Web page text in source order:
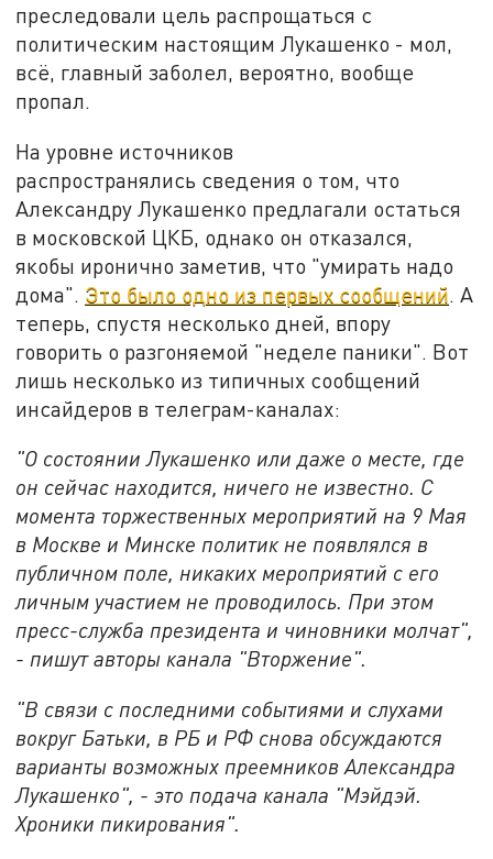
преследовали цель распрощаться с
политическим настоящим Лукашенко - мол,
всё, главный заболел, вероятно, вообще
пропал.
На уровне источников
распространялись сведения о том, что
Александру Лукашенко предлагали остаться
в московской ЦКБ, однако он отказался,
якобы иронично заметив, что "умирать надо
дома". Это было одно из первых сообщений . А
теперь, спустя несколько дней, впору
говорить о разгоняемой "неделе паники". Вот
лишь несколько из типичных сообщений
инсайдеров в телеграм-каналах:
"О состоянии Лукашенко или даже о месте, где
он сейчас находится, ничего не известно. С
момента торжественных мероприятий на 9 Мая
в Москве и Минске политик не появлялся в
публичном поле, никаких мероприятий с его
личным участием не проводилось. При этом
пресс-служба президента и чиновники молчат",
- пишут авторы канала "Вторжение".
"В связи с последними событиями и слухами
вокруг Батьки, в РБ и РФ снова обсуждаются
варианты возможных преемников Александра
Лукашенко", - это подача канала "Мэйдэй.
Хроники пикирования".